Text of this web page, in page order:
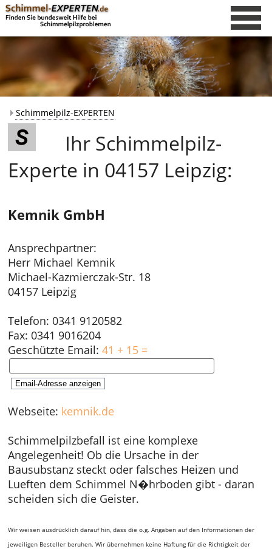
Schimmelpilz-EXPERTEN
Ihr Schimmelpilz-
Experte in 04157 Leipzig:
Kemnik GmbH
Ansprechpartner:
Herr Michael Kemnik
Michael-Kazmierczak-Str. 18
04157 Leipzig
Telefon: 0341 9120582
Fax: 0341 9016204
Geschützte Email:41 + 15 =
Webseite: kemnik.de
Schimmelpilzbefall ist eine komplexe
Angelegenheit! Ob die Ursache in der
Bausubstanz steckt oder falsches Heizen und
Lueften dem Schimmel N�hrboden gibt - daran
scheiden sich die Geister.
Wir weisen ausdrücklich darauf hin, dass die o.g. Angaben auf den Informationen der
jeweiligen Besteller beruhen. Wir übernehmen keine Haftung für die Richtigkeit der